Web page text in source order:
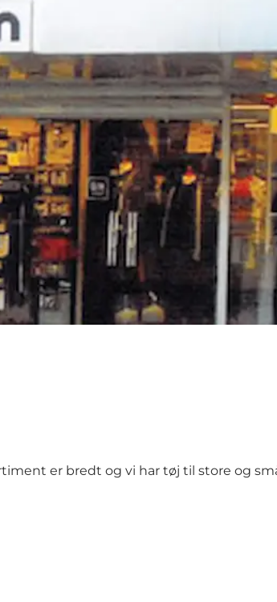
er bredt og vi har tøj til store og